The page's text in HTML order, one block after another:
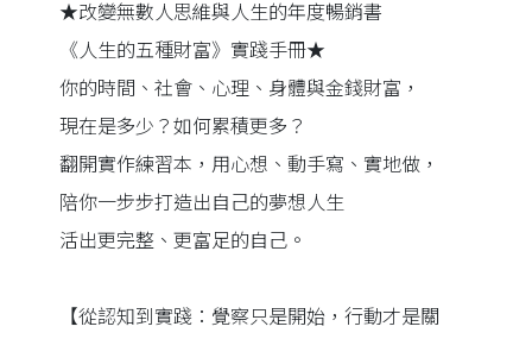
★改變無數人思維與人生的年度暢銷書
《人生的五種財富》實踐手冊★
你的時間、社會、心理、身體與金錢財富，
現在是多少？如何累積更多？
翻開實作練習本，用心想、動手寫、實地做，
陪你一步步打造出自己的夢想人生
活出更完整、更富足的自己。
【從認知到實踐：覺察只是開始，行動才是關